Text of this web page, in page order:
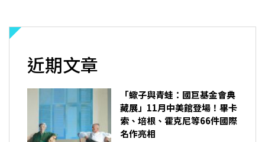
近期文章
「蠍子與青蛙：國巨基金會典
藏展」11月中美館登場！畢卡
索、培根、霍克尼等66件國際
名作亮相